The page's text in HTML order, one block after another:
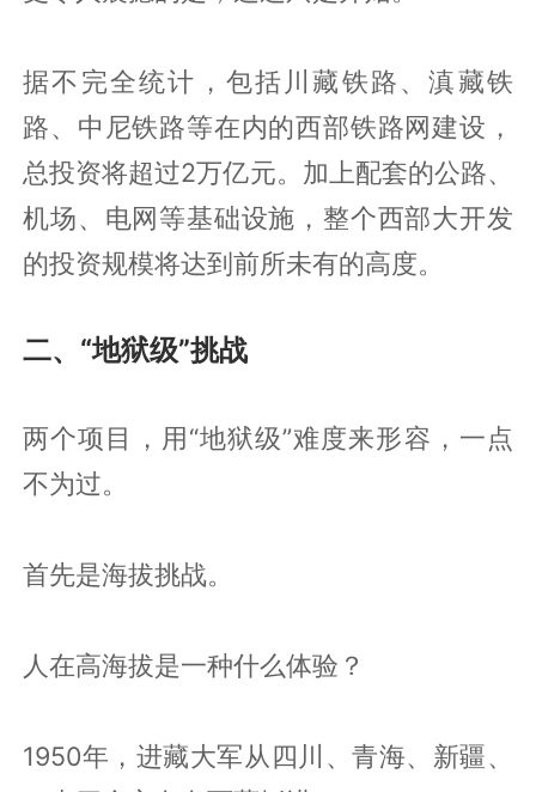
据不完全统计，包括川藏铁路、滇藏铁
路、中尼铁路等在内的西部铁路网建设，
总投资将超过2万亿元。加上配套的公路、
机场、电网等基础设施，整个西部大开发
的投资规模将达到前所未有的高度。
二、“地狱级”挑战
两个项目，用“地狱级”难度来形容，一点
不为过。
首先是海拔挑战。
人在高海拔是一种什么体验？
1950年，进藏大军从四川、青海、新疆、